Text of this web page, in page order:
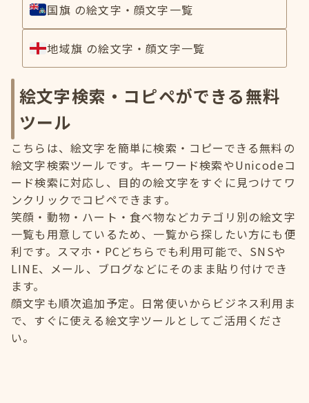
国旗 の絵文字・顔文字一覧
地域旗 の絵文字・顔文字一覧
絵文字検索・コピペができる無料
ツール
こちらは、絵文字を簡単に検索・コピーできる無料の
絵文字検索ツールです。キーワード検索やUnicodeコ
ード検索に対応し、目的の絵文字をすぐに見つけてワ
ンクリックでコピペできます。
笑顔・動物・ハート・食べ物などカテゴリ別の絵文字
一覧も用意しているため、一覧から探したい方にも便
利です。スマホ・PCどちらでも利用可能で、SNSや
LINE、メール、ブログなどにそのまま貼り付けでき
ます。
顔文字も順次追加予定。日常使いからビジネス利用ま
で、すぐに使える絵文字ツールとしてご活用くださ
い。